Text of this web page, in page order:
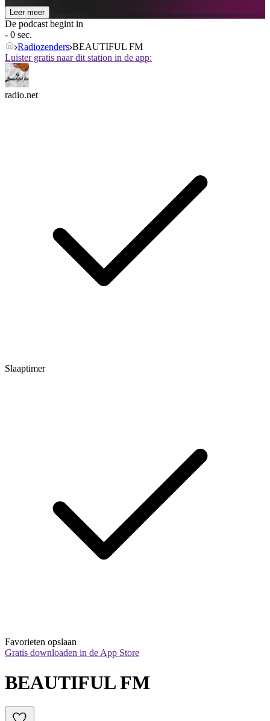
Leer meer
De podcast begint in
- 0 sec.
Radiozenders BEAUTIFUL FM
Luister gratis naar dit station in de app:
radio.net
Slaaptimer
Favorieten opslaan
Gratis downloaden in de App Store
BEAUTIFUL FM